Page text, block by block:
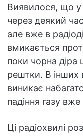
Виявилося, що у
через деякий
але вже в
вмикається
поки чорна діра
рештки. В інших
виникає
падіння газу
Ці радіохвилі